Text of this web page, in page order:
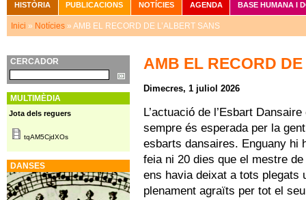
AMB EL RECORD
Dimecres, 1 juliol 2026
L’actuació de l’Esbart
sempre és esperada per la
esbarts dansaires. Enguany hi
feia ni 20 dies que el mestre
ens havia deixat a tots plegats
plenament agraïts per tot el
Menú principal
HISTÒRIA PUBLICACIONS NOTÍCIES AGENDA BASE HUMANA I
Esteu aquí
Inici » Notícies » AMB EL RECORD DE L’ALBERT SANS
CERCADOR
Cerca
MULTIMÈDIA
Jota dels reguers
tqAM5CjdXOs
DANSES